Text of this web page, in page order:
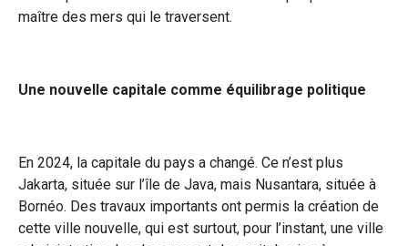
maître des mers qui le traversent.
Une nouvelle capitale comme équilibrage politique
En 2024, la capitale du pays a changé. Ce n’est plus
Jakarta, située sur l’île de Java, mais Nusantara, située à
Bornéo. Des travaux importants ont permis la création de
cette ville nouvelle, qui est surtout, pour l’instant, une ville